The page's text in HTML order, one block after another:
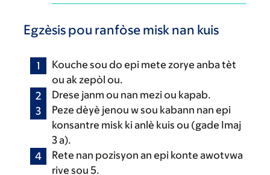
Egzèsis pou ranfòse misk nan kuis
Kouche sou do epi mete zorye anba tèt
ou ak zepòl ou.
Drese janm ou nan mezi ou kapab.
Peze dèyè jenou w sou kabann nan epi
konsantre misk ki anlè kuis ou (gade Imaj
3 a).
Rete nan pozisyon an epi konte awotvwa
rive sou 5.